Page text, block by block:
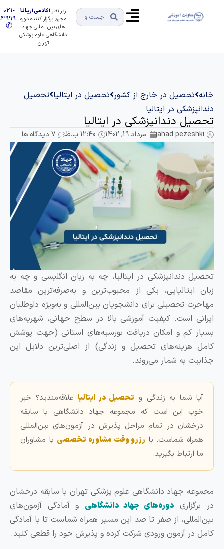
زیر نظرآکادمی آریـانـا
مجری برگزار کننده دوره
های بین المللی جهاد
دانشگاهی علوم پزشکی
021-
91494999
✆
تحصیل در خارج از کشور تحصیل در ایتالیا تحصیل
در ایتالیا
دندانپزشکی در ایتالیا
jahad مرداد 19, 1402 12:40 ب.ظ 7 دیدگاه ها
دندانپزشکی در ایتالیا، چه به زبان انگلیسی و چه به
یکی از محبوب‌ترین و به‌صرفه‌ترین مقاصد
تحصیلی برای دانشجویان بین‌المللی و به‌ویژه داوطلبان
است.کیفیت آموزشی بالا در سطح جهانی، شهریه‌های
کم و امکان دریافت بورسیه‌های استانی (جهت پوشش
هزینه‌های تحصیل و زندگی) از اصلی‌ترین دلایل این
به شمار می‌روند.
شما به زندگی وتحصیل در ایتالیاعلاقه‌مندید؟ خبر
این است که مجموعه جهاد دانشگاهی با سابقه
در تمام مراحل پذیرش در آزمون‌های بین‌المللی
شماست. بارزرو وقت مشاوره تخصصیبا مشاوران
بگیرید.
جهاد دانشگاهی علوم پزشکی تهران با سابقه درخشان
دوره‌های جهاد دانشگاهیو آمادگی آزمون‌های
از صفر تا صد این مسیر همراه شماست تا با آمادگی
آزمون ورودی شرکت کرده و پذیرش خود را قطعی کنید.